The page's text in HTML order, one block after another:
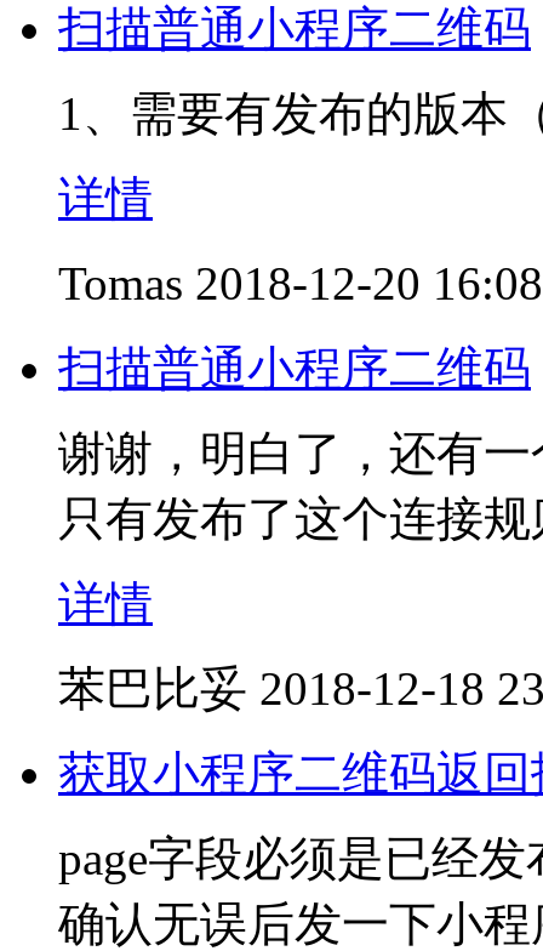
扫描普通小程序二维码
1、需要有发布的版本
详情
Tomas 2018-12-20 16:08
扫描普通小程序二维码
谢谢，明白了，还有
只有发布了这个连接
详情
苯巴比妥 2018-12-18
获取小程序二维码返回
page字段必须是已经
确认无误后发一下小程